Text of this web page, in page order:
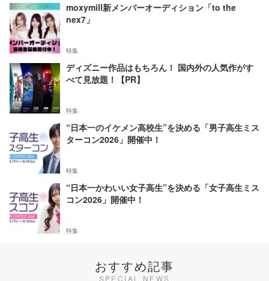
moxymill新メンバーオーディション「to the
nex7」
特集
ディズニー作品はもちろん！ 国内外の人気作がす
べて見放題！【PR】
特集
“日本一のイケメン高校生”を決める「男子高生ミス
ターコン2026」開催中！
特集
“日本一かわいい女子高生”を決める「女子高生ミス
コン2026」開催中！
特集
おすすめ記事
SPECIAL NEWS